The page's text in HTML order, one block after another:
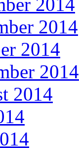
2014
2014
2014
2014
2014